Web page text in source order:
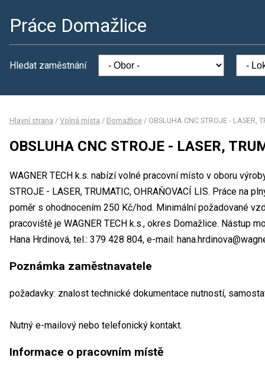
Práce Domažlice
Hledat zaměstnání
Hlavní strana / Volná místa / Domažlice / OBSLUHA CNC STROJE - LASER,
OBSLUHA CNC STROJE - LASER,
WAGNER TECH k.s. nabízí volné pracovní místo v oboru
STROJE - LASER, TRUMATIC, OHRAŇOVACÍ LIS. Práce na
poměr s ohodnocením 250 Kč/hod. Minimální požadované
pracoviště je WAGNER TECH k.s., okres Domažlice. Nástup
Hana Hrdinová, tel.: 379 428 804, e-mail:
Poznámka zaměstnavatele
požadavky: znalost technické dokumentace nutností,
Nutný e-mailový nebo telefonický kontakt.
Informace o pracovním místě